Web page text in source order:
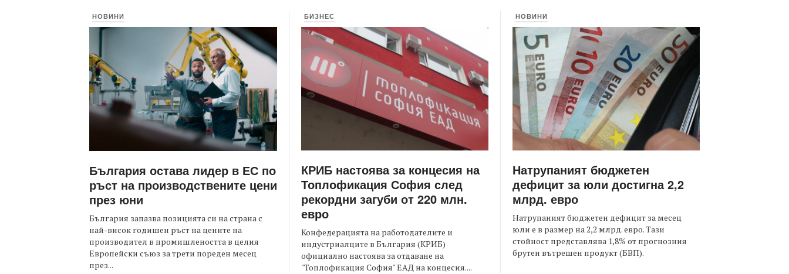
НОВИНИ
България остава лидер в ЕС по
ръст на производствените цени
през юни
България запазва позицията си на страна с
най-висок годишен ръст на цените на
производител в промишлеността в целия
Европейски съюз за трети пореден месец
през...
БИЗНЕС
КРИБ настоява за концесия на
Топлофикация София след
рекордни загуби от 220 млн.
евро
Конфедерацията на работодателите и
индустриалците в България (КРИБ)
официално настоява за отдаване на
"Топлофикация София" ЕАД на концесия....
НОВИНИ
Натрупаният бюджетен
дефицит за юли достигна 2,2
млрд. евро
Натрупаният бюджетен дефицит за месец
юли е в размер на 2,2 млрд. евро. Тази
стойност представлява 1,8% от прогнозния
брутен вътрешен продукт (БВП).